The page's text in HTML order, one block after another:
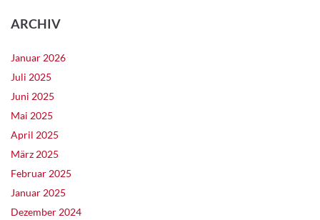
ARCHIV
Januar 2026
Juli 2025
Juni 2025
Mai 2025
April 2025
März 2025
Februar 2025
Januar 2025
Dezember 2024